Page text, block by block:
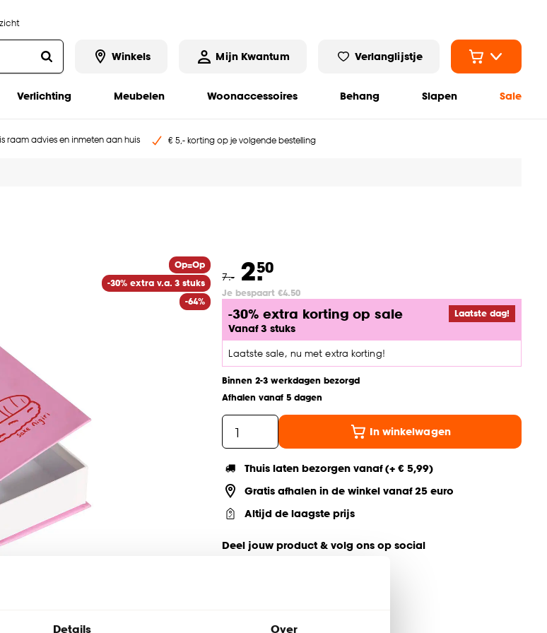
Details Over
Winkels Mijn Kwantum Verlanglijstje
Verlichting Meubelen Woonaccessoires Behang Slapen Sale
raam advies en inmeten aan huis € 5,- korting op je volgende bestelling
Op=Op
-30% extra v.a. 3 stuks
-64%
7.- 2.50
Je bespaart €4.50
-30% extra korting op sale Laatste dag!
Vanaf 3 stuks
Laatste sale, nu met extra korting!
Binnen 2-3 werkdagen bezorgd
Afhalen vanaf 5 dagen
In winkelwagen
Thuis laten bezorgen vanaf (+ € 5,99)
Gratis afhalen in de winkel vanaf 25 euro
Altijd de laagste prijs
Deel jouw product & volg ons op social